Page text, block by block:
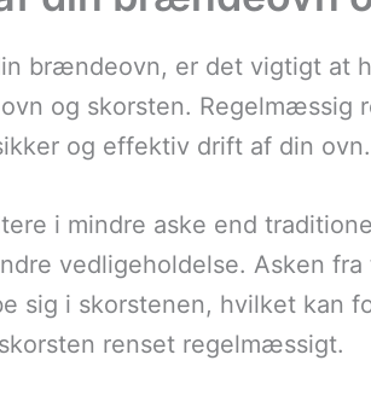
brændeovn, er det vigtigt at
og skorsten. Regelmæssig
og effektiv drift af din ovn.
i mindre aske end
vedligeholdelse. Asken
sig i skorstenen, hvilket kan
renset regelmæssigt.